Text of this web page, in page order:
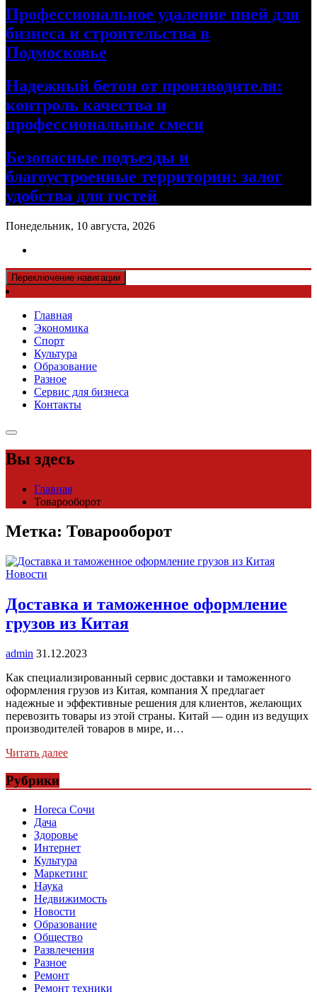
Профессиональное удаление пней для
бизнеса и строительства в
Подмосковье
Надежный бетон от производителя:
контроль качества и
профессиональные смеси
Безопасные подъезды и
благоустроенные территории: залог
удобства для гостей
Понедельник, 10 августа, 2026
Переключение навигации
Главная
Экономика
Спорт
Культура
Образование
Разное
Сервис для бизнеса
Контакты
Вы здесь
Главная
Товарооборот
Метка: Товарооборот
Новости
Доставка и таможенное оформление
грузов из Китая
admin 31.12.2023
Как специализированный сервис доставки и таможенного
оформления грузов из Китая, компания X предлагает
надежные и эффективные решения для клиентов, желающих
перевозить товары из этой страны. Китай — один из ведущих
производителей товаров в мире, и…
Читать далее
Рубрики
Horeca Сочи
Дача
Здоровье
Интернет
Культура
Маркетинг
Наука
Недвижимость
Новости
Образование
Общество
Развлечения
Разное
Ремонт
Ремонт техники